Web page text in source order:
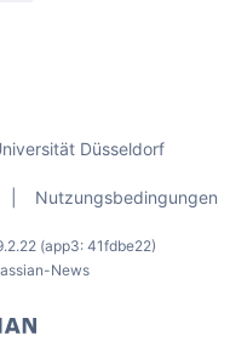
Düsseldorf
Nutzungsbedingungen
(app3: 41fdbe22)
News